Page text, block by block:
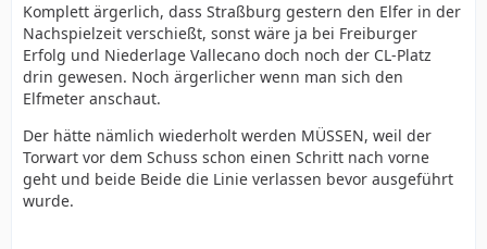
Komplett ärgerlich, dass Straßburg gestern den Elfer in der
Nachspielzeit verschießt, sonst wäre ja bei Freiburger
Erfolg und Niederlage Vallecano doch noch der CL-Platz
drin gewesen. Noch ärgerlicher wenn man sich den
Elfmeter anschaut.
Der hätte nämlich wiederholt werden MÜSSEN, weil der
Torwart vor dem Schuss schon einen Schritt nach vorne
geht und beide Beide die Linie verlassen bevor ausgeführt
wurde.